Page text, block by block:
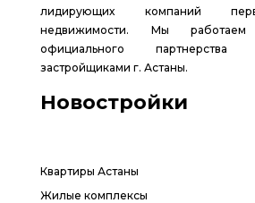
лидирующих компаний
недвижимости. Мы
официального
застройщиками г. Астаны.
Новостройки
Квартиры Астаны
Жилые комплексы